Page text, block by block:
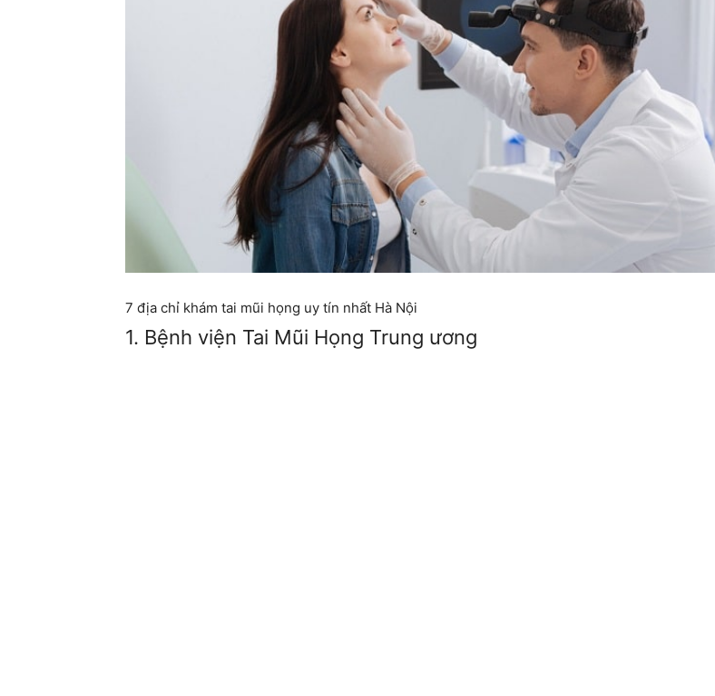
7 địa chỉ khám tai mũi họng uy tín nhất Hà Nội
1. Bệnh viện Tai Mũi Họng Trung ương